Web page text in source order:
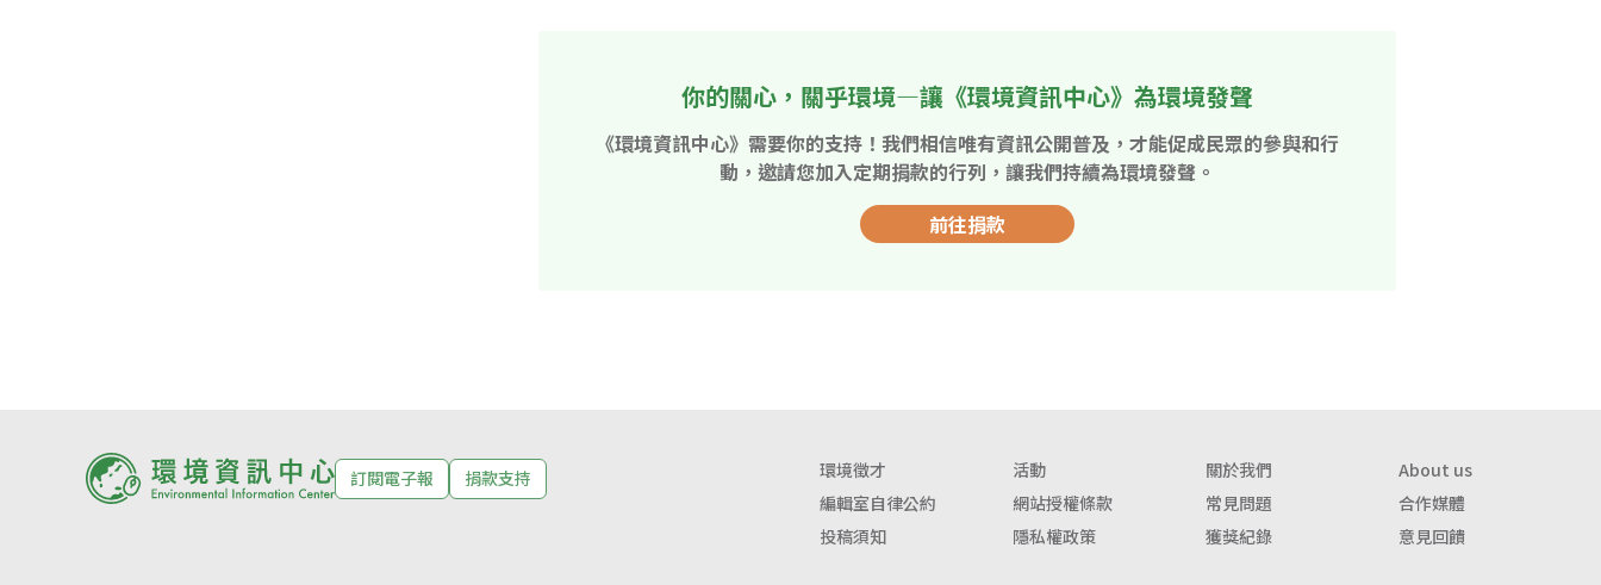
你的關心，關乎環境—讓《環境資訊中心》為環境發聲
《環境資訊中心》需要你的支持！我們相信唯有資訊公開普及，才能促成民眾的參與和行
動，邀請您加入定期捐款的行列，讓我們持續為環境發聲。
前往捐款
訂閱電子報 捐款支持 環境徵才 活動 關於我們
About us
編輯室自律公約
網站授權條款 常見問題
合作媒體
投稿須知
隱私權政策 獲獎紀錄 意見回饋